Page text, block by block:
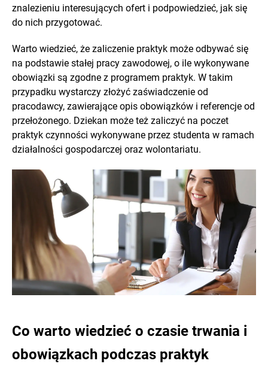
znalezieniu interesujących ofert i podpowiedzieć, jak się
do nich przygotować.
Warto wiedzieć, że zaliczenie praktyk może odbywać się
na podstawie stałej pracy zawodowej, o ile wykonywane
obowiązki są zgodne z programem praktyk. W takim
przypadku wystarczy złożyć zaświadczenie od
pracodawcy, zawierające opis obowiązków i referencje od
przełożonego. Dziekan może też zaliczyć na poczet
praktyk czynności wykonywane przez studenta w ramach
działalności gospodarczej oraz wolontariatu.
Co warto wiedzieć o czasie trwania i
obowiązkach podczas praktyk